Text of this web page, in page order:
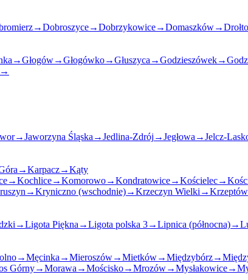
→Dobroszyce→Dobrzykowice→Domaszków→
→Głogów→Głogówko→Głuszyca →Godzieszówek→
→
→Jaworzyna Śląska →Jedlina-Zdrój →Jegłowa →Jelcz-
→Karpacz→Kąty
→Kochlice→Komorowo→Kondratowice→Kościelec→
→Kryniczno (wschodnie)→Krzeczyn Wielki →Krzeptów
→Ligota Piękna →Ligota polska 3→Lipnica (północna)→
→Męcinka →Mieroszów→Mietków→Międzybórz→
Górny→Morawa →Mościsko→Mrozów→Mysłakowice→